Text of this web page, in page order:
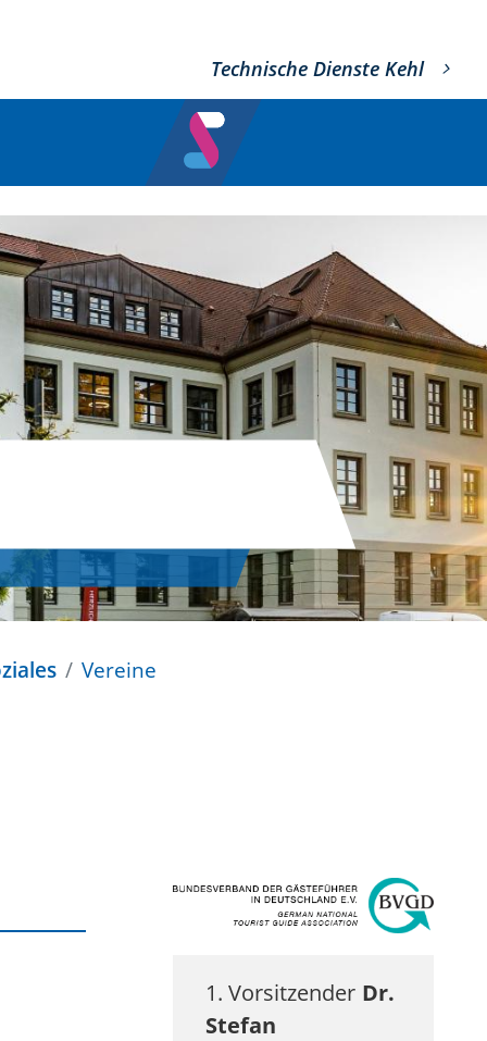
Technische Dienste Kehl
Vereine
1. Vorsitzender Dr.
Stefan